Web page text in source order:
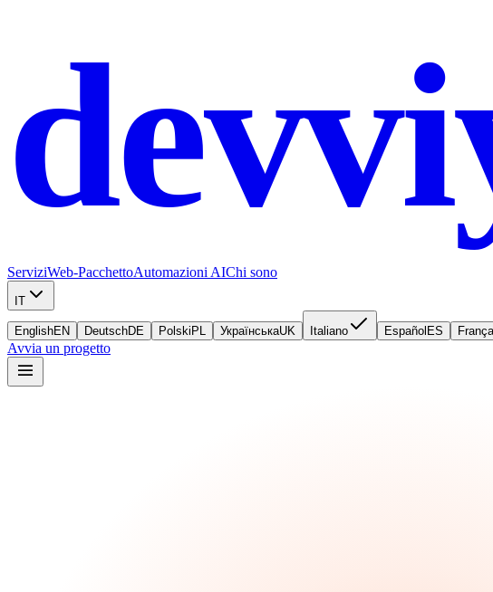
ServiziWeb-PacchettoAutomazioni AIChi sono
IT
EnglishEN DeutschDE PolskiPL УкраїнськаUK Italiano EspañolES
Avvia un progetto